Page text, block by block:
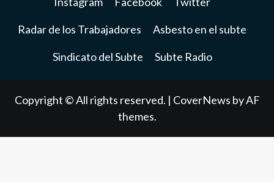
Radar de los Trabajadores Asbesto en el subte
Sindicato del Subte Subte Radio
Copyright © All rights reserved. | CoverNews by AF
themes.